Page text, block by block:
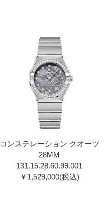
コンステレーション クオーツ
28MM
131.15.28.60.99.00 1
￥1,529,000(税込)